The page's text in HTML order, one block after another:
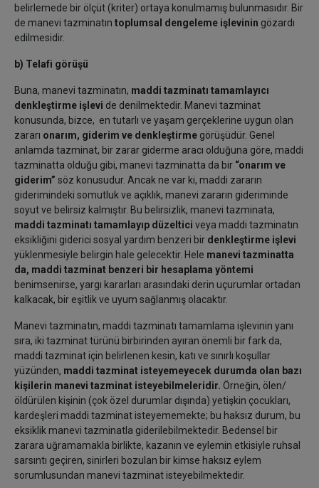
belirlemede bir ölçüt (kriter) ortaya konulmamış bulunmasıdır. Bir
de manevi tazminatın toplumsal dengeleme işlevinin gözardı
edilmesidir.
b) Telafi görüşü
Buna, manevi tazminatın, maddi tazminatı tamamlayıcı
denkleştirme işlevi de denilmektedir. Manevi tazminat
konusunda, bizce, en tutarlı ve yaşam gerçeklerine uygun olan
zararı onarım, giderim ve denkleştirme görüşüdür. Genel
anlamda tazminat, bir zarar giderme aracı olduğuna göre, maddi
tazminatta olduğu gibi, manevi tazminatta da bir “onarım ve
giderim” söz konusudur. Ancak ne var ki, maddi zararın
giderimindeki somutluk ve açıklık, manevi zararın gideriminde
soyut ve belirsiz kalmıştır. Bu belirsizlik, manevi tazminata,
maddi tazminatı tamamlayıp düzeltici veya maddi tazminatın
eksikliğini giderici sosyal yardım benzeri bir denkleştirme işlevi
yüklenmesiyle belirgin hale gelecektir. Hele manevi tazminatta
da, maddi tazminat benzeri bir hesaplama yöntemi
benimsenirse, yargı kararları arasındaki derin uçurumlar ortadan
kalkacak, bir eşitlik ve uyum sağlanmış olacaktır.
Manevi tazminatın, maddi tazminatı tamamlama işlevinin yanı
sıra, iki tazminat türünü birbirinden ayıran önemli bir fark da,
maddi tazminat için belirlenen kesin, katı ve sınırlı koşullar
yüzünden, maddi tazminat isteyemeyecek durumda olan bazı
kişilerin manevi tazminat isteyebilmeleridir. Örneğin, ölen/
öldürülen kişinin (çok özel durumlar dışında) yetişkin çocukları,
kardeşleri maddi tazminat isteyememekte; bu haksız durum, bu
eksiklik manevi tazminatla giderilebilmektedir. Bedensel bir
zarara uğramamakla birlikte, kazanın ve eylemin etkisiyle ruhsal
sarsıntı geçiren, sinirleri bozulan bir kimse haksız eylem
sorumlusundan manevi tazminat isteyebilmektedir.